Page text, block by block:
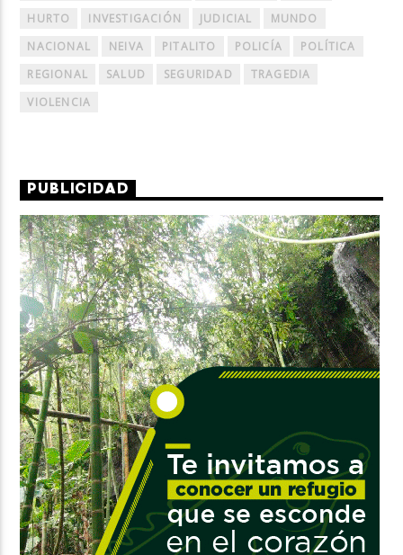
HURTO
INVESTIGACIÓN JUDICIAL
MUNDO
NACIONAL
NEIVA PITALITO POLICÍA
POLÍTICA
REGIONAL
SALUD SEGURIDAD
TRAGEDIA
VIOLENCIA
PUBLICIDAD